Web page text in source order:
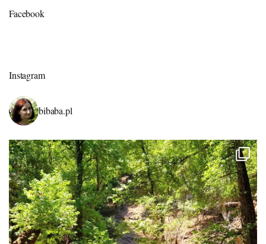
Facebook
Instagram
bibaba.pl